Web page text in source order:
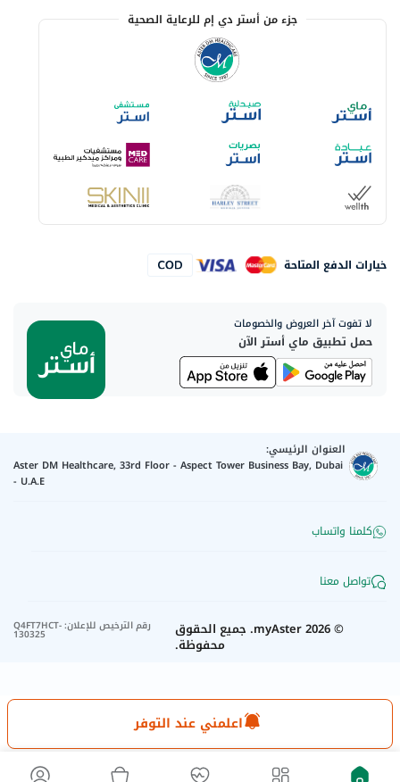
اعلمني عند التوفر
جزء من أستر دي إم للرعاية الصحية
خيارات الدفع المتاحة
لا تفوت آخر العروض والخصومات
حمل تطبيق ماي أستر الآن
العنوان الرئيسي:
Aster DM Healthcare, 33rd Floor - Aspect Tower Business Bay, Dubai
- U.A.E
كلمنا واتساب
تواصل معنا
©
2026
myAster. جميع الحقوق
محفوظة.
رقم الترخيص للإعلان:
Q4FT7HCT-
130325